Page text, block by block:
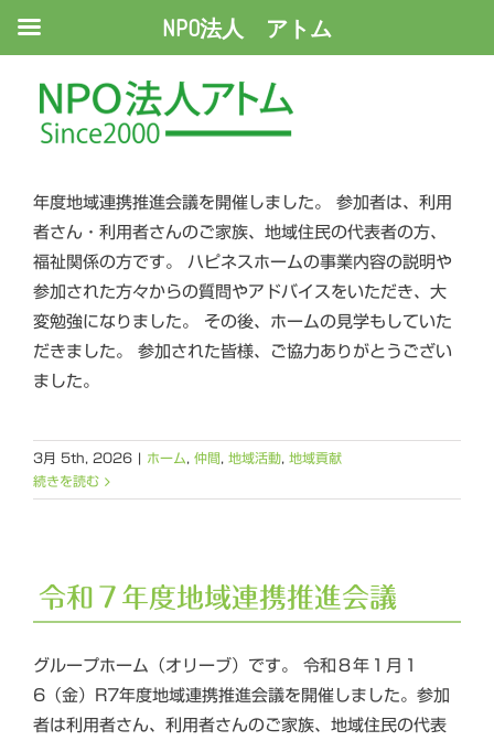
令和7年度地域連携推進会議（ハ
ピネス）
年度地域連携推進会議を開催しました。 参加者は、利用
者さん・利用者さんのご家族、地域住民の代表者の方、
福祉関係の方です。 ハピネスホームの事業内容の説明や
参加された方々からの質問やアドバイスをいただき、大
変勉強になりました。 その後、ホームの見学もしていた
だきました。 参加された皆様、ご協力ありがとうござい
ました。
3月 5th, 2026 | ホーム 仲間 地域活動 地域貢献
続きを読む
令和７年度地域連携推進会議
グループホーム（オリーブ）です。 令和８年１月１
6（金）R7年度地域連携推進会議を開催しました。参加
者は利用者さん、利用者さんのご家族、地域住民の代表
NPO法人 アトム